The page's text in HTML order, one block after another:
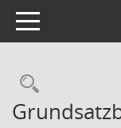
Toggle navigation